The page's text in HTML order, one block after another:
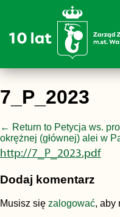
7_P_2023
← Return to Petycja ws.
okrężnej (głównej) alei w
http://7_P_2023.pdf
Dodaj komentarz
Musisz się zalogować, aby